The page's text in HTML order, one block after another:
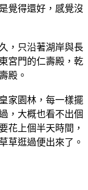
覺得還好，感覺沒
，只沿著湖岸與長
宮門的仁壽殿，乾
殿。
家園林，每一樣擺
，大概也看不出個
花上個半天時間，
草逛過便出來了。